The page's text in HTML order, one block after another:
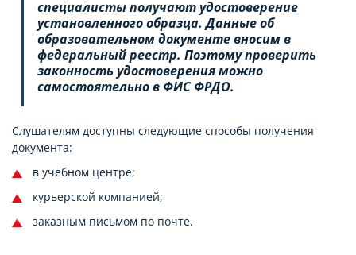
специалисты получают удостоверение
установленного образца. Данные об
образовательном документе вносим в
федеральный реестр. Поэтому проверить
законность удостоверения можно
самостоятельно в ФИС ФРДО.
Слушателям доступны следующие способы получения
документа:
в учебном центре;
курьерской компанией;
заказным письмом по почте.